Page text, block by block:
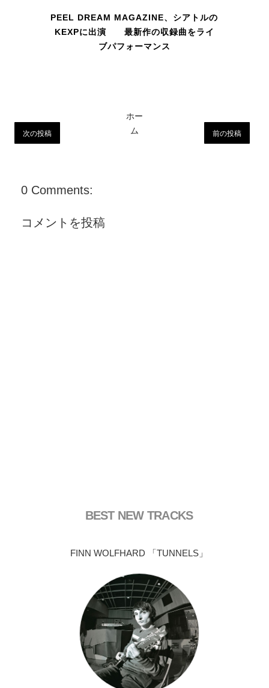
PEEL DREAM MAGAZINE、シアトルの
KEXPに出演 最新作の収録曲をライ
ブパフォーマンス
次の投稿 前の投稿
ホー
ム
0 Comments:
コメントを投稿
BEST NEW TRACKS
FINN WOLFHARD 「TUNNELS」